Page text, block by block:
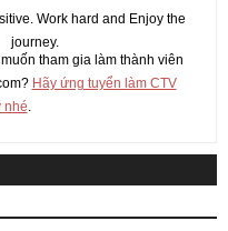
Work hard and Enjoy the
journey.
tham gia làm thành viên
Hãy ứng tuyển làm CTV
nhé.